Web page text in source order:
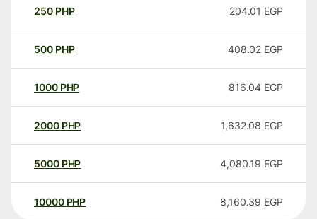
250 PHP 204.01 EGP
500 PHP 408.02 EGP
1000 PHP 816.04 EGP
2000 PHP 1,632.08 EGP
5000 PHP 4,080.19 EGP
10000 PHP 8,160.39 EGP